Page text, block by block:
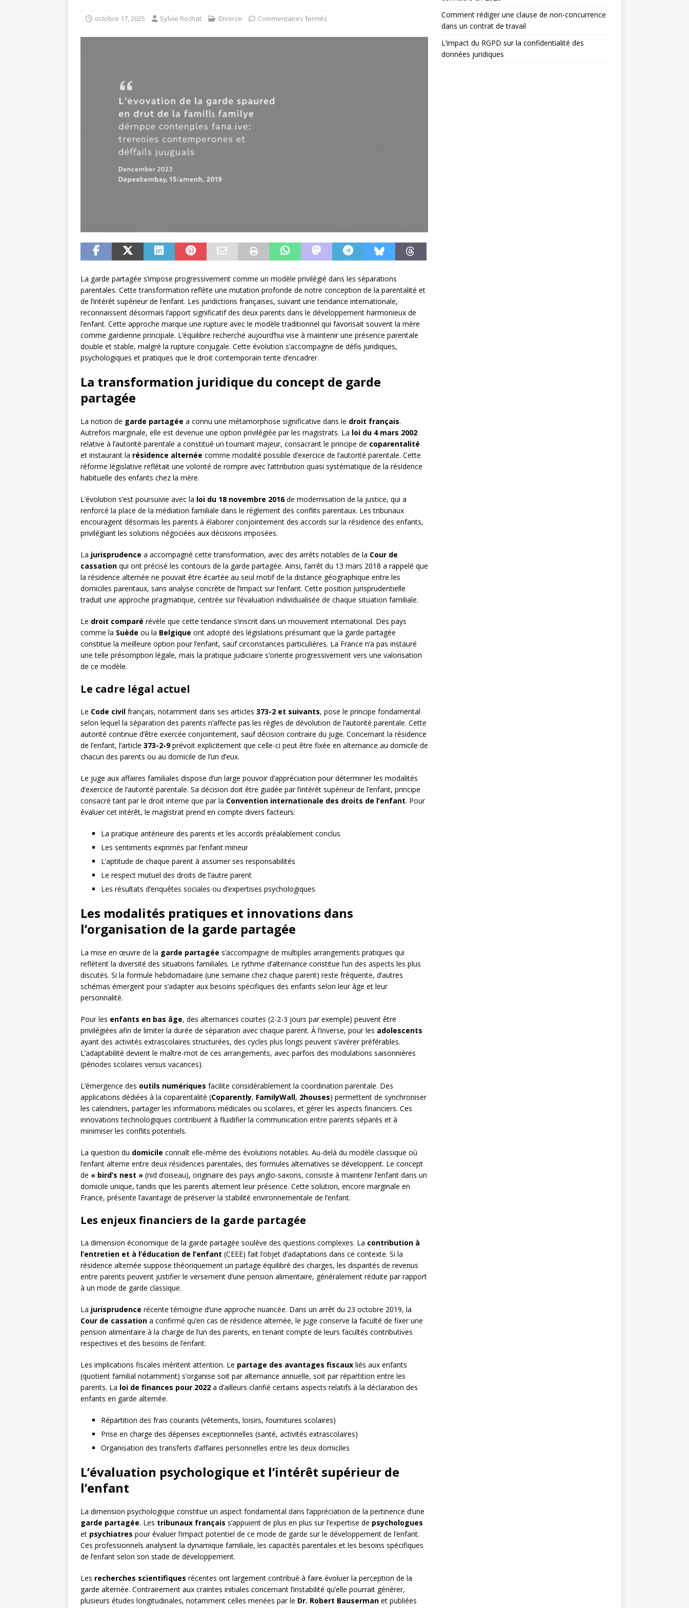
octobre 17, 2025 Sylvie Rochat Divorce Commentaires fermés
La garde partagée s’impose progressivement comme un modèle privilégié dans les séparations
parentales. Cette transformation reflète une mutation profonde de notre conception de la parentalité et
de l’intérêt supérieur de l’enfant. Les juridictions françaises, suivant une tendance internationale,
reconnaissent désormais l’apport significatif des deux parents dans le développement harmonieux de
l’enfant. Cette approche marque une rupture avec le modèle traditionnel qui favorisait souvent la mère
comme gardienne principale. L’équilibre recherché aujourd’hui vise à maintenir une présence parentale
double et stable, malgré la rupture conjugale. Cette évolution s’accompagne de défis juridiques,
psychologiques et pratiques que le droit contemporain tente d’encadrer.
La transformation juridique du concept de garde
partagée
La notion de garde partagée a connu une métamorphose significative dans le droit français.
Autrefois marginale, elle est devenue une option privilégiée par les magistrats. La loi du 4 mars 2002
relative à l’autorité parentale a constitué un tournant majeur, consacrant le principe de coparentalité
et instaurant la résidence alternée comme modalité possible d’exercice de l’autorité parentale. Cette
réforme législative reflétait une volonté de rompre avec l’attribution quasi systématique de la résidence
habituelle des enfants chez la mère.
L’évolution s’est poursuivie avec la loi du 18 novembre 2016de modernisation de la justice, qui a
renforcé la place de la médiation familiale dans le règlement des conflits parentaux. Les tribunaux
encouragent désormais les parents à élaborer conjointement des accords sur la résidence des enfants,
privilégiant les solutions négociées aux décisions imposées.
La jurisprudence a accompagné cette transformation, avec des arrêts notables de la Cour de
cassation qui ont précisé les contours de la garde partagée. Ainsi, l’arrêt du 13 mars 2018 a rappelé que
la résidence alternée ne pouvait être écartée au seul motif de la distance géographique entre les
domiciles parentaux, sans analyse concrète de l’impact sur l’enfant. Cette position jurisprudentielle
traduit une approche pragmatique, centrée sur l’évaluation individualisée de chaque situation familiale.
Le droit comparé révèle que cette tendance s’inscrit dans un mouvement international. Des pays
comme la Suède ou la Belgique ont adopté des législations présumant que la garde partagée
constitue la meilleure option pour l’enfant, sauf circonstances particulières. La France n’a pas instauré
une telle présomption légale, mais la pratique judiciaire s’oriente progressivement vers une valorisation
de ce modèle.
Le cadre légal actuel
Le Code civil français, notamment dans ses articles 373-2 et suivants, pose le principe fondamental
selon lequel la séparation des parents n’affecte pas les règles de dévolution de l’autorité parentale. Cette
autorité continue d’être exercée conjointement, sauf décision contraire du juge. Concernant la résidence
de l’enfant, l’article 373-2-9prévoit explicitement que celle-ci peut être fixée en alternance au domicile de
chacun des parents ou au domicile de l’un d’eux.
Le juge aux affaires familiales dispose d’un large pouvoir d’appréciation pour déterminer les modalités
d’exercice de l’autorité parentale. Sa décision doit être guidée par l’intérêt supérieur de l’enfant, principe
consacré tant par le droit interne que par la Convention internationale des droits de l’enfant. Pour
évaluer cet intérêt, le magistrat prend en compte divers facteurs:
La pratique antérieure des parents et les accords préalablement conclus
Les sentiments exprimés par l’enfant mineur
L’aptitude de chaque parent à assumer ses responsabilités
Le respect mutuel des droits de l’autre parent
Les résultats d’enquêtes sociales ou d’expertises psychologiques
Les modalités pratiques et innovations dans
l’organisation de la garde partagée
La mise en œuvre de la garde partagée s’accompagne de multiples arrangements pratiques qui
reflètent la diversité des situations familiales. Le rythme d’alternance constitue l’un des aspects les plus
discutés. Si la formule hebdomadaire (une semaine chez chaque parent) reste fréquente, d’autres
schémas émergent pour s’adapter aux besoins spécifiques des enfants selon leur âge et leur
personnalité.
Pour les enfants en bas âge, des alternances courtes (2-2-3 jours par exemple) peuvent être
privilégiées afin de limiter la durée de séparation avec chaque parent. À l’inverse, pour les adolescents
ayant des activités extrascolaires structurées, des cycles plus longs peuvent s’avérer préférables.
L’adaptabilité devient le maître-mot de ces arrangements, avec parfois des modulations saisonnières
(périodes scolaires versus vacances).
L’émergence des outils numériques facilite considérablement la coordination parentale. Des
applications dédiées à la coparentalité (Coparently, FamilyWall, 2houses) permettent de synchroniser
les calendriers, partager les informations médicales ou scolaires, et gérer les aspects financiers. Ces
innovations technologiques contribuent à fluidifier la communication entre parents séparés et à
minimiser les conflits potentiels.
La question du domicile connaît elle-même des évolutions notables. Au-delà du modèle classique où
l’enfant alterne entre deux résidences parentales, des formules alternatives se développent. Le concept
de « bird’s nest » (nid d’oiseau), originaire des pays anglo-saxons, consiste à maintenir l’enfant dans un
domicile unique, tandis que les parents alternent leur présence. Cette solution, encore marginale en
France, présente l’avantage de préserver la stabilité environnementale de l’enfant.
Les enjeux financiers de la garde partagée
La dimension économique de la garde partagée soulève des questions complexes. La contribution à
l’entretien et à l’éducation de l’enfant (CEEE) fait l’objet d’adaptations dans ce contexte. Si la
résidence alternée suppose théoriquement un partage équilibré des charges, les disparités de revenus
entre parents peuvent justifier le versement d’une pension alimentaire, généralement réduite par rapport
à un mode de garde classique.
La jurisprudence récente témoigne d’une approche nuancée. Dans un arrêt du 23 octobre 2019, la
Cour de cassation a confirmé qu’en cas de résidence alternée, le juge conserve la faculté de fixer une
pension alimentaire à la charge de l’un des parents, en tenant compte de leurs facultés contributives
respectives et des besoins de l’enfant.
Les implications fiscales méritent attention. Le partage des avantages fiscaux liés aux enfants
(quotient familial notamment) s’organise soit par alternance annuelle, soit par répartition entre les
parents. La loi de finances pour 2022 a d’ailleurs clarifié certains aspects relatifs à la déclaration des
enfants en garde alternée.
Répartition des frais courants (vêtements, loisirs, fournitures scolaires)
Prise en charge des dépenses exceptionnelles (santé, activités extrascolaires)
Organisation des transferts d’affaires personnelles entre les deux domiciles
L’évaluation psychologique et l’intérêt supérieur de
l’enfant
La dimension psychologique constitue un aspect fondamental dans l’appréciation de la pertinence d’une
garde partagée. Les tribunaux français s’appuient de plus en plus sur l’expertise de psychologues
et psychiatres pour évaluer l’impact potentiel de ce mode de garde sur le développement de l’enfant.
Ces professionnels analysent la dynamique familiale, les capacités parentales et les besoins spécifiques
de l’enfant selon son stade de développement.
Les recherches scientifiques récentes ont largement contribué à faire évoluer la perception de la
garde alternée. Contrairement aux craintes initiales concernant l’instabilité qu’elle pourrait générer,
plusieurs études longitudinales, notamment celles menées par le Dr. Robert Bauserman et publiées
Comment rédiger une clause de non-concurrence
dans un contrat de travail
L’impact du RGPD sur la confidentialité des
données juridiques